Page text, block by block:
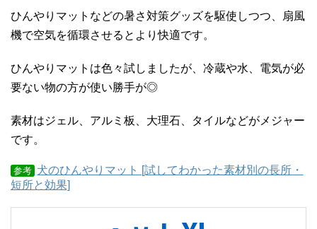
ひんやりマットなどの暑さ対策グッズを駆使しつつ、扇風
機で空気を循環させるとより快適です。
ひんやりマットは色々試しましたが、冷蔵や水、電気が必
要ない物の方が使い勝手が◎
素材はジェル、アルミ板、大理石、タイルなどがメジャー
です。
参考 犬のひんやりマット [試してわかった素材別の長所・
短所と効果]